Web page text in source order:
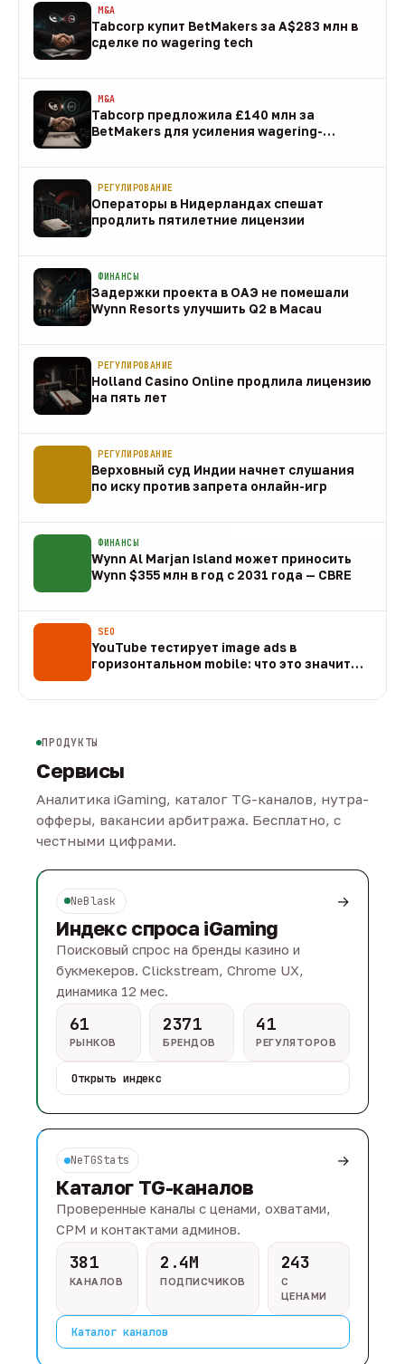
M&A
Tabcorp купит BetMakers за A$283 млн в
сделке по wagering tech
M&A
Tabcorp предложила £140 млн за
BetMakers для усиления wagering-
РЕГУЛИРОВАНИЕ
Операторы в Нидерландах спешат
продлить пятилетние лицензии
ФИНАНСЫ
Задержки проекта в ОАЭ не помешали
Wynn Resorts улучшить Q2 в Macau
РЕГУЛИРОВАНИЕ
Holland Casino Online продлила лицензию
на пять лет
РЕГУЛИРОВАНИЕ
Верховный суд Индии начнет слушания
по иску против запрета онлайн-игр
ФИНАНСЫ
Wynn Al Marjan Island может приносить
Wynn $355 млн в год с 2031 года — CBRE
SEO
YouTube тестирует image ads в
горизонтальном mobile: что это значит
ПРОДУКТЫ
Сервисы
Аналитика iGaming, каталог TG-каналов, нутра-
офферы, вакансии арбитража. Бесплатно, с
честными цифрами.
NeBlask →
Индекс спроса iGaming
Поисковый спрос на бренды казино и
букмекеров. Clickstream, Chrome UX,
динамика 12 мес.
61
РЫНКОВ
2371
БРЕНДОВ
41
РЕГУЛЯТОРОВ
Открыть индекс
NeTGStats →
Каталог TG-каналов
Проверенные каналы с ценами, охватами,
CPM и контактами админов.
381
КАНАЛОВ
2.4M
ПОДПИСЧИКОВ
243
С
ЦЕНАМИ
Каталог каналов